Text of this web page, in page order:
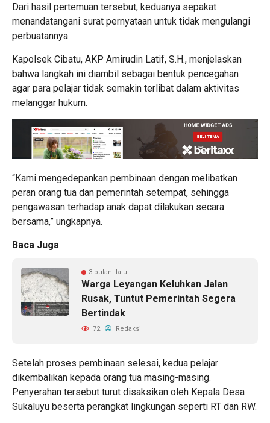
Dari hasil pertemuan tersebut, keduanya sepakat
menandatangani surat pernyataan untuk tidak mengulangi
perbuatannya.
Kapolsek Cibatu, AKP Amirudin Latif, S.H., menjelaskan
bahwa langkah ini diambil sebagai bentuk pencegahan
agar para pelajar tidak semakin terlibat dalam aktivitas
melanggar hukum.
“Kami mengedepankan pembinaan dengan melibatkan
peran orang tua dan pemerintah setempat, sehingga
pengawasan terhadap anak dapat dilakukan secara
bersama,” ungkapnya.
Baca Juga
3 bulan lalu
Warga Leyangan Keluhkan Jalan
Rusak, Tuntut Pemerintah Segera
Bertindak
72 Redaksi
Setelah proses pembinaan selesai, kedua pelajar
dikembalikan kepada orang tua masing-masing.
Penyerahan tersebut turut disaksikan oleh Kepala Desa
Sukaluyu beserta perangkat lingkungan seperti RT dan RW.